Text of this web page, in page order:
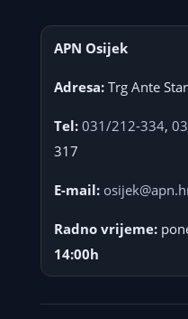
APN Osijek
Adresa:Trg Ante
Tel: 031/212-334,
317
E-mail:
Radno vrijeme:
14:00h